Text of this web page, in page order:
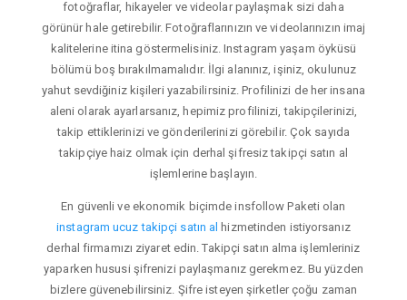
fotoğraflar, hikayeler ve videolar paylaşmak sizi daha
görünür hale getirebilir. Fotoğraflarınızın ve videolarınızın imaj
kalitelerine itina göstermelisiniz. Instagram yaşam öyküsü
bölümü boş bırakılmamalıdır. İlgi alanınız, işiniz, okulunuz
yahut sevdiğiniz kişileri yazabilirsiniz. Profilinizi de her insana
aleni olarak ayarlarsanız, hepimiz profilinizi, takipçilerinizi,
takip ettiklerinizi ve gönderilerinizi görebilir. Çok sayıda
takipçiye haiz olmak için derhal şifresiz takipçi satın al
işlemlerine başlayın.
En güvenli ve ekonomik biçimde insfollow Paketi olan
instagram ucuz takipçi satın al hizmetinden istiyorsanız
derhal firmamızı ziyaret edin. Takipçi satın alma işlemleriniz
yaparken hususi şifrenizi paylaşmanız gerekmez. Bu yüzden
bizlere güvenebilirsiniz. Şifre isteyen şirketler çoğu zaman